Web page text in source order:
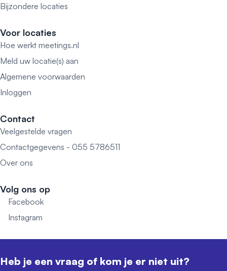
Bijzondere locaties
Voor locaties
Hoe werkt meetings.nl
Meld uw locatie(s) aan
Algemene voorwaarden
Inloggen
Contact
Veelgestelde vragen
Contactgegevens - 055 5786511
Over ons
Volg ons op
Facebook
Instagram
Heb je een vraag of kom je er niet uit?